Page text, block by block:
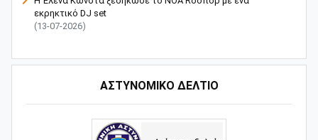
εκρηκτικό DJ set
(13-07-2026)
ΑΣΤΥΝΟΜΙΚΟ ΔΕΛΤΙΟ